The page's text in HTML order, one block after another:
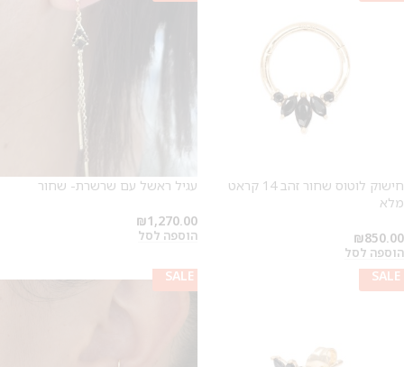
חישוק לוטוס שחור זהב 14 קראט
מלא
₪850.00
הוספה לסל
עגיל ראשל עם שרשרת- שחור
₪1,270.00
הוספה לסל
SALE
SALE
SALE
SALE